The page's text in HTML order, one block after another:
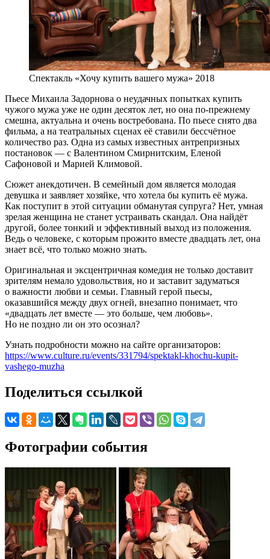
Спектакль «Хочу купить вашего мужа» 2018
Пьесе Михаила Задорнова о неудачных попытках купить
чужого мужа уже не один десяток лет, но она по-прежнему
смешна, актуальна и очень востребована. По пьесе снято два
фильма, а на театральных сценах её ставили бессчётное
количество раз. Одна из самых известных антрепризных
постановок — с Валентином Смирнитским, Еленой
Сафоновой и Марией Климовой.
Сюжет анекдотичен. В семейный дом является молодая
девушка и заявляет хозяйке, что хотела бы купить её мужа.
Как поступит в этой ситуации обманутая супруга? Нет, умная
зрелая женщина не станет устраивать скандал. Она найдёт
другой, более тонкий и эффективный выход из положения.
Ведь о человеке, с которым прожито вместе двадцать лет, она
знает всё, что только можно знать.
Оригинальная и эксцентричная комедия не только доставит
зрителям немало удовольствия, но и заставит задуматься
о важности любви и семьи. Главный герой пьесы,
оказавшийся между двух огней, внезапно понимает, что
«двадцать лет вместе — это больше, чем любовь».
Но не поздно ли он это осознал?
Узнать подробности можно на сайте организаторов:
https://www.culture.ru/events/331794/spektakl-khochu-kupit-
vashego-muzha
Поделиться ссылкой
Фотографии события